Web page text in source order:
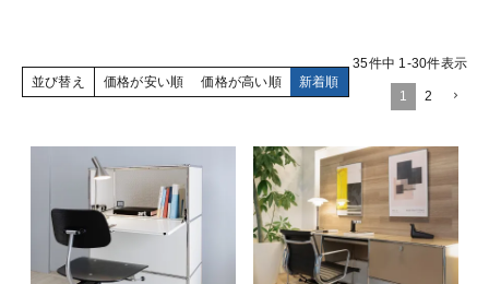
並び替え 価格が安い順 価格が高い順 新着順
35件中 1-30件表示
1 2